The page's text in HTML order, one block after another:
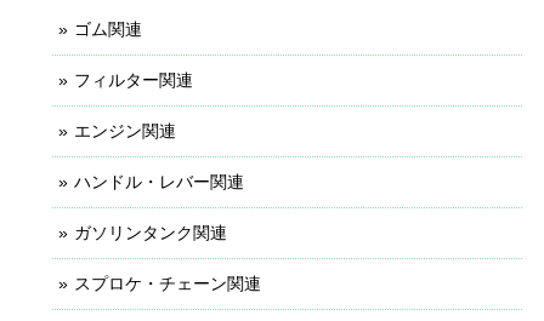
ゴム関連
フィルター関連
エンジン関連
ハンドル・レバー関連
ガソリンタンク関連
スプロケ・チェーン関連